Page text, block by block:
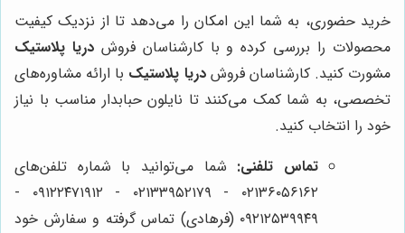
خرید حضوری، به شما این امکان را می‌دهد تا از نزدیک کیفیت
محصولات را بررسی کرده و با کارشناسان فروشدریا پلاستیک
مشورت کنید. کارشناسان فروشدریا پلاستیک با ارائه مشاوره‌های
تخصصی، به شما کمک می‌کنند تا نایلون حبابدار مناسب با نیاز
خود را انتخاب کنید.
تماس تلفنی: شما می‌توانید با شماره تلفن‌های
۰۲۱۳۶۰۵۶۱۶۲ - ۰۲۱۳۳۹۵۲۱۷۹ - ۰۹۱۲۲۴۷۱۹۱۲ -
۰۹۲۱۲۵۳۹۹۴۹ (فرهادی) تماس گرفته و سفارش خود